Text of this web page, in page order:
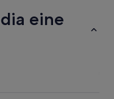
eine